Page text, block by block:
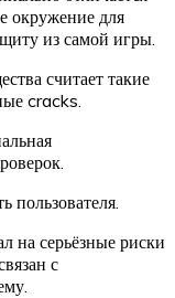
окружение для
из самой игры.
считает такие
cracks.
пользователя.
на серьёзные риски
с